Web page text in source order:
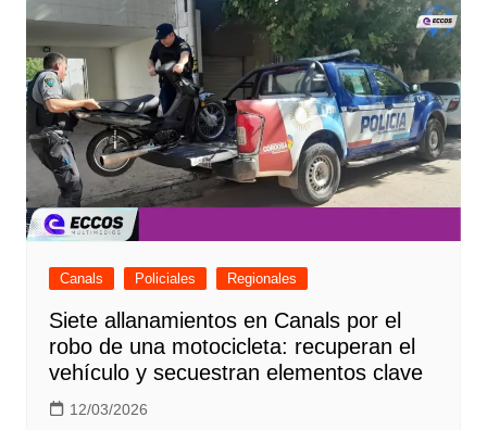
Canals Policiales Regionales
Siete allanamientos en Canals por el
robo de una motocicleta: recuperan el
vehículo y secuestran elementos clave
12/03/2026